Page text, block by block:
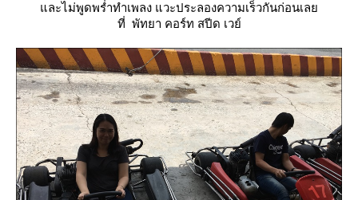
ละไม่พูดพร่ำทำเพลง แวะประลองความเร็วกันก่อนเล
ที่ พัทยา คอร์ท สปีด เวย์